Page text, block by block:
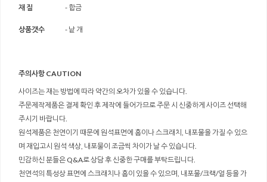
재 질
- 합금
상품갯수 - 낱 개
주의사항 CAUTION
사이즈는 재는 방법에 따라 약간의 오차가 있을 수 있습니다.
주문제작제품은 결제 확인 후 제작에 들어가므로 주문 시 신중하게 사이즈 선택해
주시기 바랍니다.
원석제품은 천연이기 때문에 원석표면에 흠이나 스크래치, 내포물을 가질 수 있으
며 재입고시 원석 색상, 내포물이 조금씩 차이가 날 수 있습니다.
민감하신 분들은 Q&A로 상담 후 신중한 구매를 부탁드립니다.
천연석의 특성상 표면에 스크래치나 흠이 있을 수 있으며, 내포물/크랙/얼 등을 가